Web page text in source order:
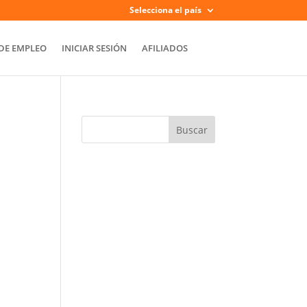
Selecciona el país
EMPLEO INICIAR SESIÓN AFILIADOS